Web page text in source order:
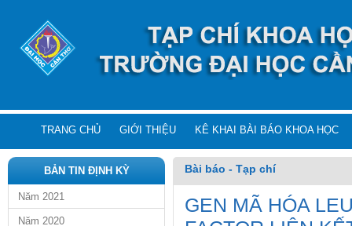
TRANG CHỦ GIỚI THIỆU KÊ KHAI BÀI BÁO KHOA HỌC
BẢN TIN ĐỊNH KỲ
Năm 2021
Năm 2020
Bài báo - Tạp chí
GEN MÃ HÓA